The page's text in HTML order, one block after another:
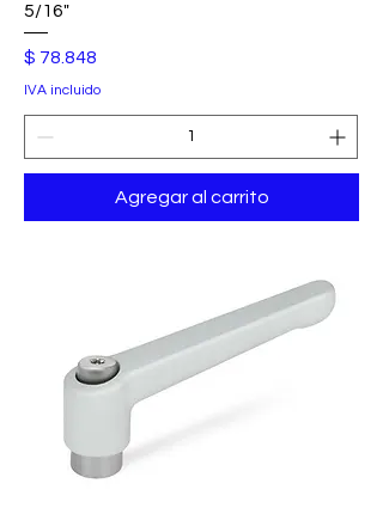
5/16"
Precio
$ 78.848
IVA incluido
Agregar al carrito